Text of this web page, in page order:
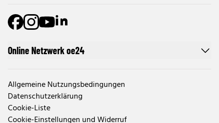
Online Netzwerk oe24
Allgemeine Nutzungsbedingungen
Datenschutzerklärung
Cookie-Liste
Cookie-Einstellungen und Widerruf